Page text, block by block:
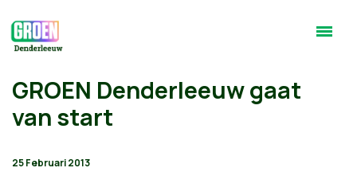
GROEN Denderleeuw gaat
van start
25 Februari 2013